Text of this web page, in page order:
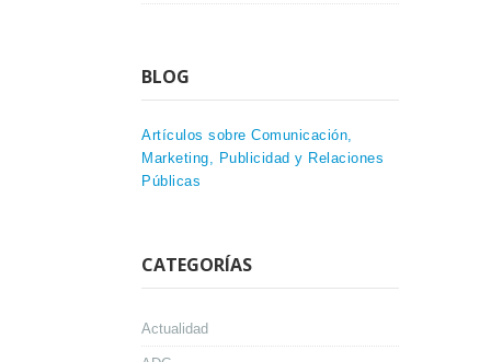
BLOG
Artículos sobre Comunicación,
Marketing, Publicidad y Relaciones
Públicas
CATEGORÍAS
Actualidad